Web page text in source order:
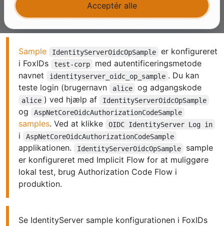
læse claims fra ID token eller vælge en mere kompleks
case hvor claims
Sample IdentityServerOidcOpSample
er konfigureret
i FoxIDs
test-corp
med autentificeringsmetode
navnet
identityserver_oidc_op_sample . Du kan
teste login (brugernavn
alice og adgangskode
alice ) ved hjælp af IdentityServerOidcOpSample
og AspNetCoreOidcAuthorizationCodeSample
samples. Ved at klikke OIDC IdentityServer Log in
i AspNetCoreOidcAuthorizationCodeSample
applikationen. IdentityServerOidcOpSample
sample
er konfigureret med Implicit Flow for at muliggøre
lokal test, brug Authorization Code Flow i
produktion.
Se IdentityServer sample konfigurationen i FoxIDs
Acceptér alle